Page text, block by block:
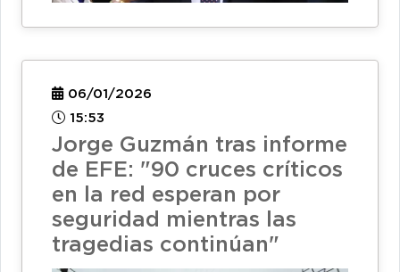
06/01/2026
15:53
Jorge Guzmán tras informe
de EFE: "90 cruces críticos
en la red esperan por
seguridad mientras las
tragedias continúan"